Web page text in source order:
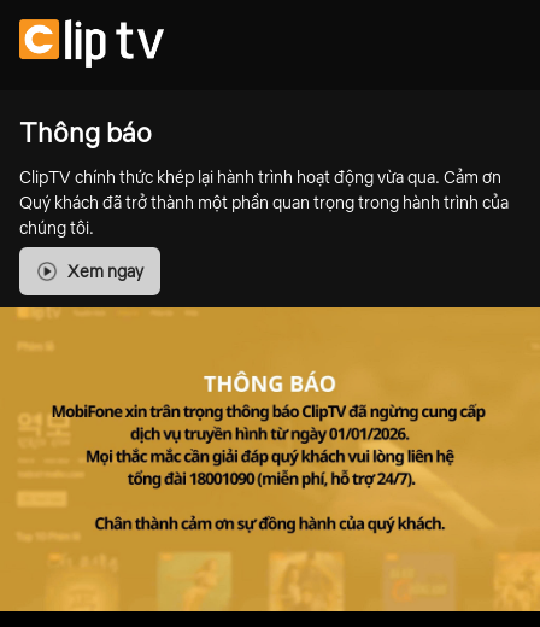
Thông báo
ClipTV chính thức khép lại hành trình hoạt động vừa qua. Cảm ơn
Quý khách đã trở thành một phần quan trọng trong hành trình của
chúng tôi.
Xem ngay